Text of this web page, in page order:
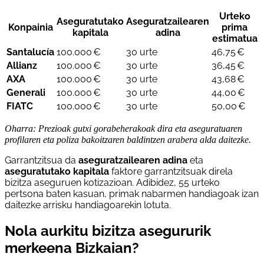
Konpainia
Aseguratutako
kapitala
Aseguratzailearen
adina
Urteko
prima
estimatua
Santalucía 100.000 € 30 urte
46,75 €
Allianz
100.000 € 30 urte
36,45 €
AXA
100.000 € 30 urte
43,68 €
Generali
100.000 € 30 urte
44,00 €
FIATC
100.000 € 30 urte 50,00 €
Oharra: Prezioak gutxi gorabeherakoak dira eta aseguratuaren
profilaren eta poliza bakoitzaren baldintzen arabera alda daitezke.
Garrantzitsua da aseguratzailearen adina eta
aseguratutako kapitala faktore garrantzitsuak direla
bizitza aseguruen kotizazioan. Adibidez, 55 urteko
pertsona baten kasuan, primak nabarmen handiagoak izan
daitezke arrisku handiagoarekin lotuta.
Nola aurkitu bizitza asegururik
merkeena Bizkaian?